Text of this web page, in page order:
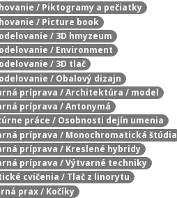
/ Piktogramy a pečiatky
/ Picture book
/ 3D hmyzeum
/ Environment
/ 3D tlač
/ Obalový dizajn
príprava / Architektúra / model
príprava / Antonymá
práce / Osobnosti dejín umenia
príprava / Monochromatická štúdia
príprava / Kreslené hybridy
príprava / Výtvarné techniky
cvičenia / Tlač z linorytu
prax / Kočíky